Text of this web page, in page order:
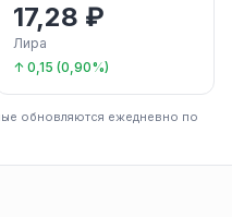
17,28 ₽
Лира
↑ 0,15 (0,90%)
обновляются ежедневно по